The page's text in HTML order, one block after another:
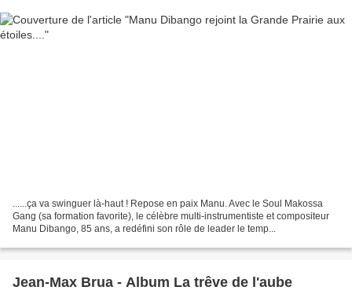
......ça va swinguer là-haut ! Repose en paix Manu. Avec le Soul Makossa
Gang (sa formation favorite), le célèbre multi-instrumentiste et compositeur
Manu Dibango, 85 ans, a redéfini son rôle de leader le temp...
Jean-Max Brua - Album La trêve de l'aube